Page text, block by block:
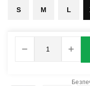
S M L